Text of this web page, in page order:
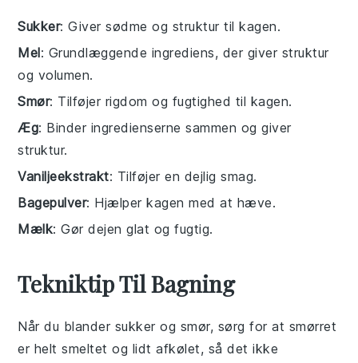
Sukker: Giver sødme og struktur til kagen.
Mel: Grundlæggende ingrediens, der giver struktur
og volumen.
Smør: Tilføjer rigdom og fugtighed til kagen.
Æg: Binder ingredienserne sammen og giver
struktur.
Vaniljeekstrakt: Tilføjer en dejlig smag.
Bagepulver: Hjælper kagen med at hæve.
Mælk: Gør dejen glat og fugtig.
Tekniktip Til Bagning
Når du blander sukker og smør, sørg for at smørret
er helt smeltet og lidt afkølet, så det ikke